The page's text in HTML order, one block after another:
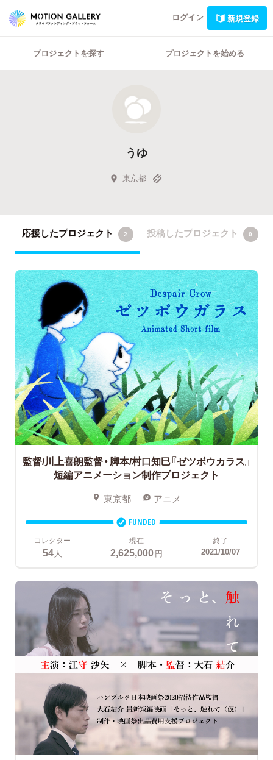
ログイン 新規登録
プロジェクトを探す プロジェクトを始める
うゆ
東京都
応援したプロジェクト 2 投稿したプロジェクト 0
監督/川上喜朗監督・脚本/村口知巳『ゼツボウカラス』
短編アニメーション制作プロジェクト
東京都 アニメ
FUNDED
コレクター
54 人
現在
2,625,000円
終了
2021/10/07